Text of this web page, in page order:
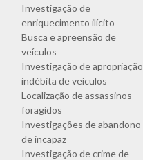
Investigação de
enriquecimento ilícito
Busca e apreensão de
veículos
Investigação de apropriação
indébita de veículos
Localização de assassinos
foragidos
Investigações de abandono
de incapaz
Investigação de crime de